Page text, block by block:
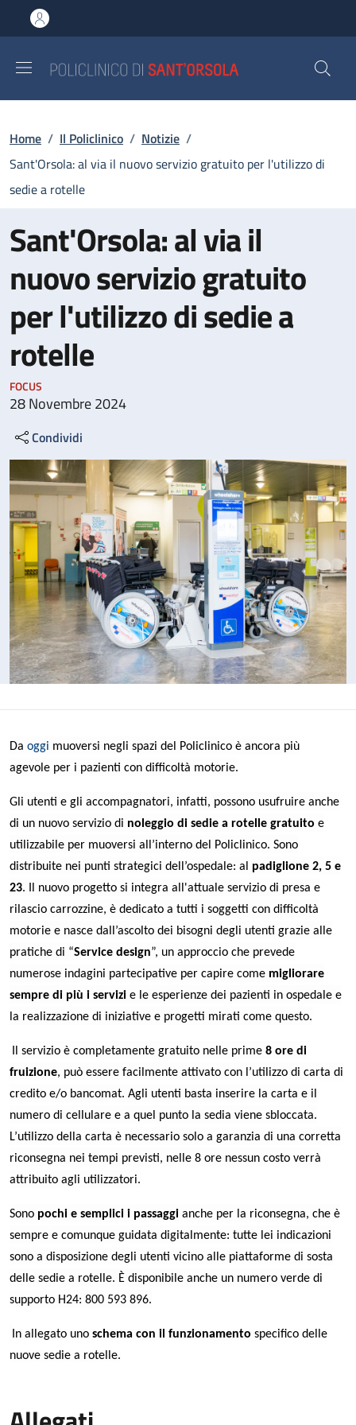
al contenuto principale
to footer content
Briciole di pane
Home / Il Policlinico / Notizie /
Sant'Orsola: al via il nuovo servizio gratuito per l'utilizzo di
sedie a rotelle
Sant'Orsola: al via il
nuovo servizio gratuito
per l'utilizzo di sedie a
rotelle
FOCUS
28 Novembre 2024
Condividi
Da oggi muoversi negli spazi del Policlinico è ancora più
agevole per i pazienti con difficoltà motorie.
Gli utenti e gli accompagnatori, infatti, possono usufruire anche
di un nuovo servizio di noleggio di sedie a rotelle gratuito e
utilizzabile per muoversi all’interno del Policlinico. Sono
distribuite nei punti strategici dell’ospedale: al padiglione 2, 5 e
23. Il nuovo progetto si integra all'attuale servizio di presa e
rilascio carrozzine, è dedicato a tutti i soggetti con difficoltà
motorie e nasce dall’ascolto dei bisogni degli utenti grazie alle
pratiche di “Service design”, un approccio che prevede
numerose indagini partecipative per capire come migliorare
sempre di più i servizi e le esperienze dei pazienti in ospedale e
la realizzazione di iniziative e progetti mirati come questo.
Il servizio è completamente gratuito nelle prime 8 ore di
fruizione, può essere facilmente attivato con l’utilizzo di carta di
credito e/o bancomat. Agli utenti basta inserire la carta e il
numero di cellulare e a quel punto la sedia viene sbloccata.
L’utilizzo della carta è necessario solo a garanzia di una corretta
riconsegna nei tempi previsti, nelle 8 ore nessun costo verrà
attribuito agli utilizzatori.
Sono pochi e semplici i passaggi anche per la riconsegna, che è
sempre e comunque guidata digitalmente: tutte lei indicazioni
sono a disposizione degli utenti vicino alle piattaforme di sosta
delle sedie a rotelle. È disponibile anche un numero verde di
supporto H24: 800 593 896.
In allegato uno schema con il funzionamento specifico delle
nuove sedie a rotelle.